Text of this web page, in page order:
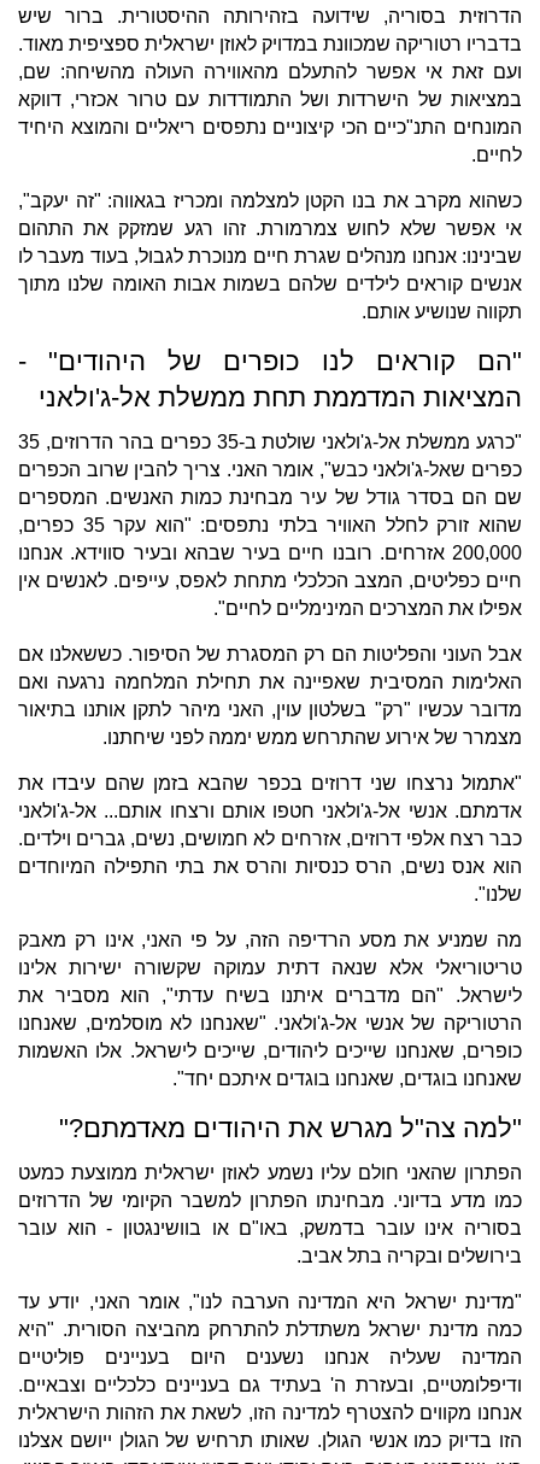
הדרוזית בסוריה, שידועה בזהירותה ההיסטורית. ברור שיש
בדבריו רטוריקה שמכוונת במדויק לאוזן ישראלית ספציפית מאוד.
ועם זאת אי אפשר להתעלם מהאווירה העולה מהשיחה: שם,
במציאות של הישרדות ושל התמודדות עם טרור אכזרי, דווקא
המונחים התנ"כיים הכי קיצוניים נתפסים ריאליים והמוצא היחיד
לחיים.
כשהוא מקרב את בנו הקטן למצלמה ומכריז בגאווה: "זה יעקב",
אי אפשר שלא לחוש צמרמורת. זהו רגע שמזקק את התהום
שבינינו: אנחנו מנהלים שגרת חיים מנוכרת לגבול, בעוד מעבר לו
אנשים קוראים לילדים שלהם בשמות אבות האומה שלנו מתוך
תקווה שנושיע אותם.
"הם קוראים לנו כופרים של היהודים" -
המציאות המדממת תחת ממשלת אל-ג'ולאני
"כרגע ממשלת אל-ג'ולאני שולטת ב-35 כפרים בהר הדרוזים, 35
כפרים שאל-ג'ולאני כבש", אומר האני. צריך להבין שרוב הכפרים
שם הם בסדר גודל של עיר מבחינת כמות האנשים. המספרים
שהוא זורק לחלל האוויר בלתי נתפסים: "הוא עקר 35 כפרים,
200,000 אזרחים. רובנו חיים בעיר שבהא ובעיר סווידא. אנחנו
חיים כפליטים, המצב הכלכלי מתחת לאפס, עייפים. לאנשים אין
אפילו את המצרכים המינימליים לחיים".
אבל העוני והפליטות הם רק המסגרת של הסיפור. כששאלנו אם
האלימות המסיבית שאפיינה את תחילת המלחמה נרגעה ואם
מדובר עכשיו "רק" בשלטון עוין, האני מיהר לתקן אותנו בתיאור
מצמרר של אירוע שהתרחש ממש יממה לפני שיחתנו.
"אתמול נרצחו שני דרוזים בכפר שהבא בזמן שהם עיבדו את
אדמתם. אנשי אל-ג'ולאני חטפו אותם ורצחו אותם... אל-ג'ולאני
כבר רצח אלפי דרוזים, אזרחים לא חמושים, נשים, גברים וילדים.
הוא אנס נשים, הרס כנסיות והרס את בתי התפילה המיוחדים
שלנו".
מה שמניע את מסע הרדיפה הזה, על פי האני, אינו רק מאבק
טריטוריאלי אלא שנאה דתית עמוקה שקשורה ישירות אלינו
לישראל. "הם מדברים איתנו בשיח עדתי", הוא מסביר את
הרטוריקה של אנשי אל-ג'ולאני. "שאנחנו לא מוסלמים, שאנחנו
כופרים, שאנחנו שייכים ליהודים, שייכים לישראל. אלו האשמות
שאנחנו בוגדים, שאנחנו בוגדים איתכם יחד".
"למה צה"ל מגרש את היהודים מאדמתם?"
הפתרון שהאני חולם עליו נשמע לאוזן ישראלית ממוצעת כמעט
כמו מדע בדיוני. מבחינתו הפתרון למשבר הקיומי של הדרוזים
בסוריה אינו עובר בדמשק, באו"ם או בוושינגטון - הוא עובר
בירושלים ובקריה בתל אביב.
"מדינת ישראל היא המדינה הערבה לנו", אומר האני, יודע עד
כמה מדינת ישראל משתדלת להתרחק מהביצה הסורית. "היא
המדינה שעליה אנחנו נשענים היום בעניינים פוליטיים
ודיפלומטיים, ובעזרת ה' בעתיד גם בעניינים כלכליים וצבאיים.
אנחנו מקווים להצטרף למדינה הזו, לשאת את הזהות הישראלית
הזו בדיוק כמו אנשי הגולן. שאותו תרחיש של הגולן ייושם אצלנו